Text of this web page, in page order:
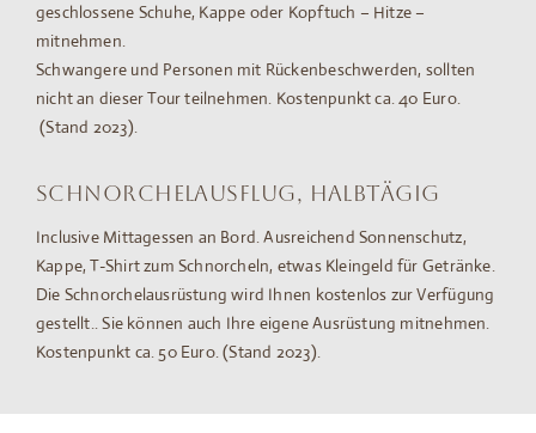
geschlossene Schuhe, Kappe oder Kopftuch – Hitze –
mitnehmen.
Schwangere und Personen mit Rückenbeschwerden, sollten
nicht an dieser Tour teilnehmen. Kostenpunkt ca. 40 Euro.
(Stand 2023).
Schnorchelausflug, halbtägig
Inclusive Mittagessen an Bord. Ausreichend Sonnenschutz,
Kappe, T-Shirt zum Schnorcheln, etwas Kleingeld für Getränke.
Die Schnorchelausrüstung wird Ihnen kostenlos zur Verfügung
gestellt.. Sie können auch Ihre eigene Ausrüstung mitnehmen.
Kostenpunkt ca. 50 Euro. (Stand 2023).